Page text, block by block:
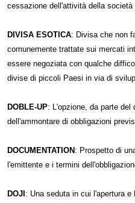
cessazione dell'attività della
DIVISA ESOTICA: Divisa che non
comunemente trattate sui mercati
essere negoziata con qualche
divise di piccoli Paesi in via di
DOBLE-UP: L'opzione, da parte del
dell'ammontare di obbligazioni
DOCUMENTATION : Prospetto di
l'emittente e i termini
DOJI : Una seduta in cui l'apertura